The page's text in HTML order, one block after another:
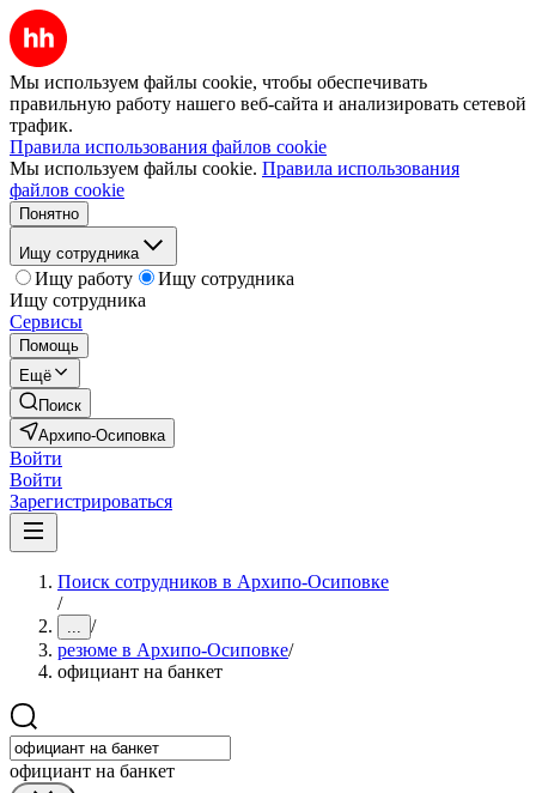
Мы используем файлы cookie, чтобы обеспечивать
правильную работу нашего веб-сайта и анализировать сетевой
трафик.
Правила использования файлов cookie
Мы используем файлы cookie. Правила использования
файлов cookie
Понятно
Ищу сотрудника
Ищу работу
Ищу сотрудника
Ищу сотрудника
Сервисы
Помощь
Ещё
Поиск
Архипо-Осиповка
Войти
Войти
Зарегистрироваться
Поиск сотрудников в Архипо-Осиповке
/
... /
резюме в Архипо-Осиповке/
официант на банкет
официант на банкет